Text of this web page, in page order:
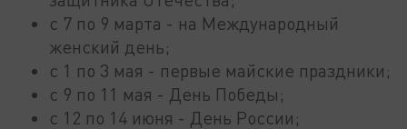
с 7 по 9 марта - на Международный
женский день;
с 1 по 3 мая - первые майские праздники;
с 9 по 11 мая - День Победы;
с 12 по 14 июня - День России;